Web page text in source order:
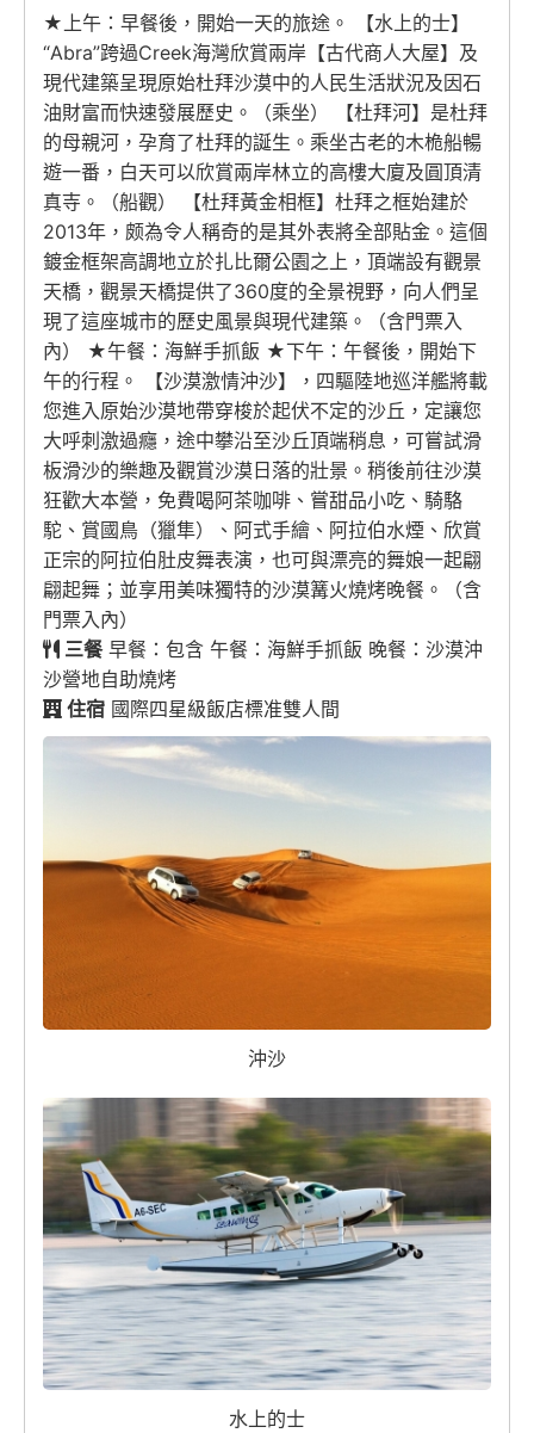
★上午：早餐後，開始一天的旅途。 【水上的士】
“Abra”跨過Creek海灣欣賞兩岸【古代商人大屋】及
現代建築呈現原始杜拜沙漠中的人民生活狀況及因石
油財富而快速發展歷史。（乘坐） 【杜拜河】是杜拜
的母親河，孕育了杜拜的誕生。乘坐古老的木桅船暢
遊一番，白天可以欣賞兩岸林立的高樓大廈及圓頂清
真寺。（船觀） 【杜拜黃金相框】杜拜之框始建於
2013年，颇為令人稱奇的是其外表將全部貼金。這個
鍍金框架高調地立於扎比爾公園之上，頂端設有觀景
天橋，觀景天橋提供了360度的全景視野，向人們呈
現了這座城市的歷史風景與現代建築。（含門票入
內） ★午餐：海鮮手抓飯 ★下午：午餐後，開始下
午的行程。 【沙漠激情沖沙】，四驅陸地巡洋艦將載
您進入原始沙漠地帶穿梭於起伏不定的沙丘，定讓您
大呼刺激過癮，途中攀沿至沙丘頂端稍息，可嘗試滑
板滑沙的樂趣及觀賞沙漠日落的壯景。稍後前往沙漠
狂歡大本營，免費喝阿茶咖啡、嘗甜品小吃、騎駱
駝、賞國鳥（獵隼）、阿式手繪、阿拉伯水煙、欣賞
正宗的阿拉伯肚皮舞表演，也可與漂亮的舞娘一起翩
翩起舞；並享用美味獨特的沙漠篝火燒烤晚餐。（含
門票入內）
三餐早餐：包含 午餐：海鮮手抓飯 晚餐：沙漠沖
沙營地自助燒烤
住宿 國際四星級飯店標准雙人間
沖沙
水上的士